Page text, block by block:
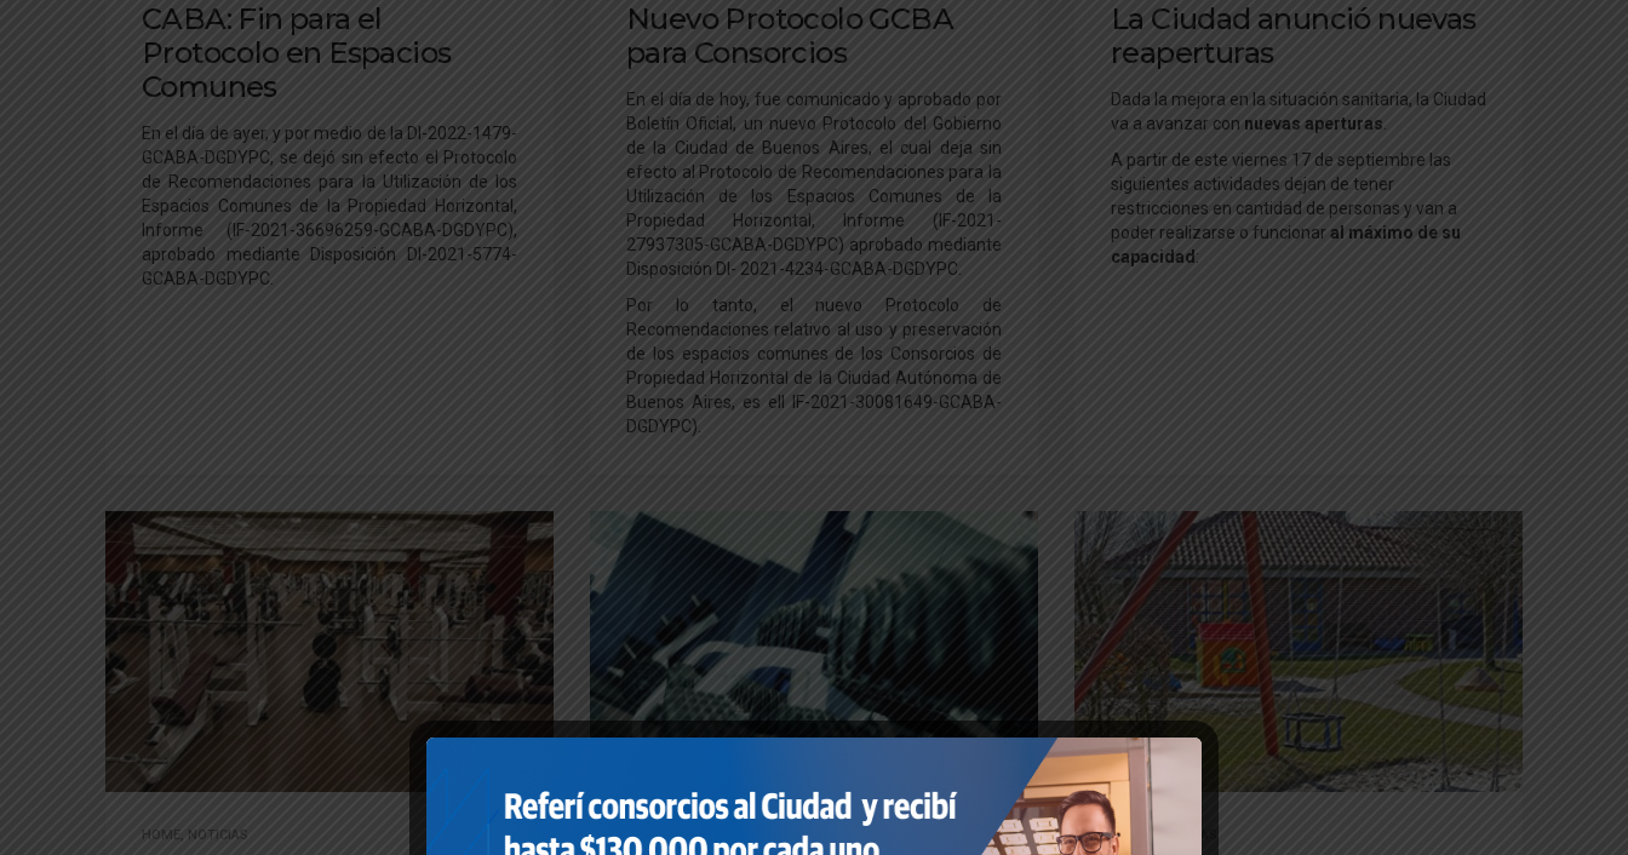
CABA: Fin para el
Protocolo en Espacios
Comunes
En el día de ayer, y por medio de la DI-2022-1479-
GCABA-DGDYPC, se dejó sin efecto el Protocolo
de Recomendaciones para la Utilización de los
Espacios Comunes de la Propiedad Horizontal,
Informe (IF-2021-36696259-GCABA-DGDYPC),
aprobado mediante Disposición DI-2021-5774-
GCABA-DGDYPC.
Nuevo Protocolo GCBA
para Consorcios
En el día de hoy, fue comunicado y aprobado por
Boletín Oficial, un nuevo Protocolo del Gobierno
de la Ciudad de Buenos Aires, el cual deja sin
efecto al Protocolo de Recomendaciones para la
Utilización de los Espacios Comunes de la
Propiedad Horizontal, Informe (IF-2021-
27937305-GCABA-DGDYPC) aprobado mediante
Disposición DI- 2021-4234-GCABA-DGDYPC.
Por lo tanto, el nuevo Protocolo de
Recomendaciones relativo al uso y preservación
de los espacios comunes de los Consorcios de
Propiedad Horizontal de la Ciudad Autónoma de
Buenos Aires, es ell IF-2021-30081649-GCABA-
DGDYPC).
La Ciudad anunció nuevas
reaperturas
Dada la mejora en la situación sanitaria, la Ciudad
va a avanzar con nuevas aperturas.
A partir de este viernes 17 de septiembre las
siguientes actividades dejan de tener
restricciones en cantidad de personas y van a
poder realizarse o funcionaral máximo de su
capacidad :
HOME NOTICIAS HOME NOTICIAS HOME